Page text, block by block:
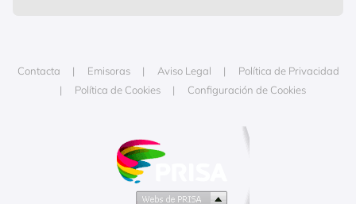
Contacta Emisoras Aviso Legal
Política de Privacidad
Política de Cookies
Configuración de Cookies